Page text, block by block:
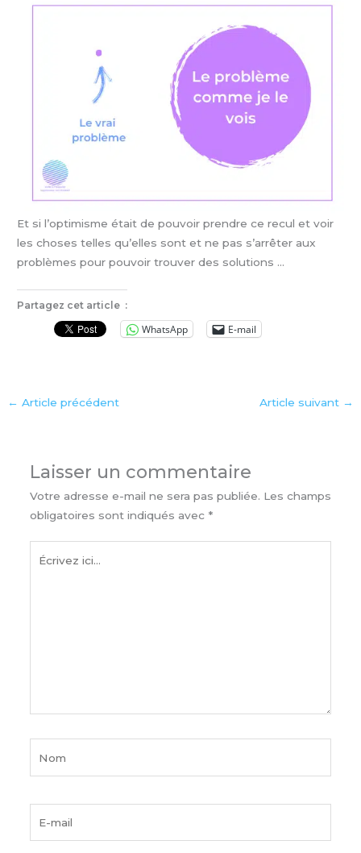
Et si l’optimisme était de pouvoir prendre ce recul et voir
les choses telles qu’elles sont et ne pas s’arrêter aux
problèmes pour pouvoir trouver des solutions …
Partagez cet article :
WhatsApp E-mail
← Article précédent Article suivant →
Laisser un commentaire
Votre adresse e-mail ne sera pas publiée. Les champs
obligatoires sont indiqués avec *